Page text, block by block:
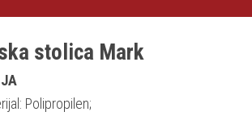
stolica Mark
Polipropilen;